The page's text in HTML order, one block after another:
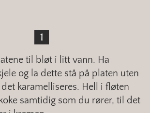
til bløt i litt vann. Ha
og la dette stå på platen uten
karamelliseres. Hell i fløten
samtidig som du rører, til det